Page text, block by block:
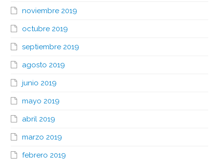
noviembre 2019
octubre 2019
septiembre 2019
agosto 2019
junio 2019
mayo 2019
abril 2019
marzo 2019
febrero 2019